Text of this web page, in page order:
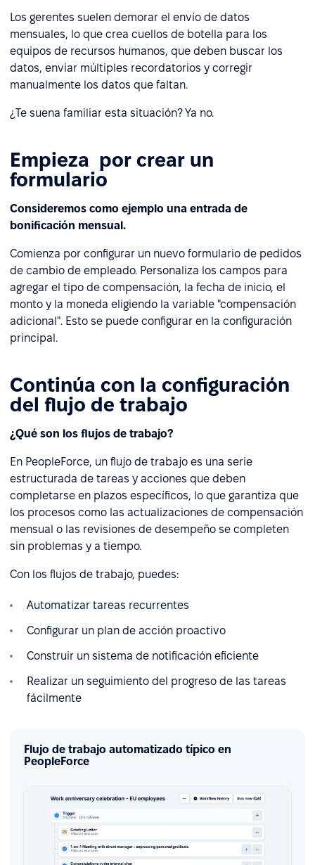
Los gerentes suelen demorar el envío de datos
mensuales, lo que crea cuellos de botella para los
equipos de recursos humanos, que deben buscar los
datos, enviar múltiples recordatorios y corregir
manualmente los datos que faltan.
¿Te suena familiar esta situación? Ya no.
Empieza por crear un
formulario
Consideremos como ejemplo una entrada de
bonificación mensual.
Comienza por configurar un nuevo formulario de pedidos
de cambio de empleado. Personaliza los campos para
agregar el tipo de compensación, la fecha de inicio, el
monto y la moneda eligiendo la variable "compensación
adicional". Esto se puede configurar en la configuración
principal.
Continúa con la configuración
del flujo de trabajo
¿Qué son los flujos de trabajo?
En PeopleForce, un flujo de trabajo es una serie
estructurada de tareas y acciones que deben
completarse en plazos específicos, lo que garantiza que
los procesos como las actualizaciones de compensación
mensual o las revisiones de desempeño se completen
sin problemas y a tiempo.
Con los flujos de trabajo, puedes:
Automatizar tareas recurrentes
Configurar un plan de acción proactivo
Construir un sistema de notificación eficiente
Realizar un seguimiento del progreso de las tareas
fácilmente
Flujo de trabajo automatizado típico en
PeopleForce